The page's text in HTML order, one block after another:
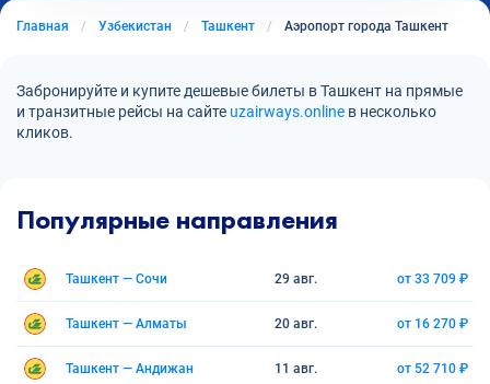
Главная Узбекистан Ташкент Аэропорт города Ташкент
Забронируйте и купите дешевые билеты в Ташкент на прямые
и транзитные рейсы на сайте uzairways.online в несколько
кликов.
Популярные направления
Ташкент — Сочи 29 авг. от 33 709 ₽
Ташкент — Алматы 20 авг. от 16 270 ₽
Ташкент — Андижан 11 авг. от 52 710 ₽